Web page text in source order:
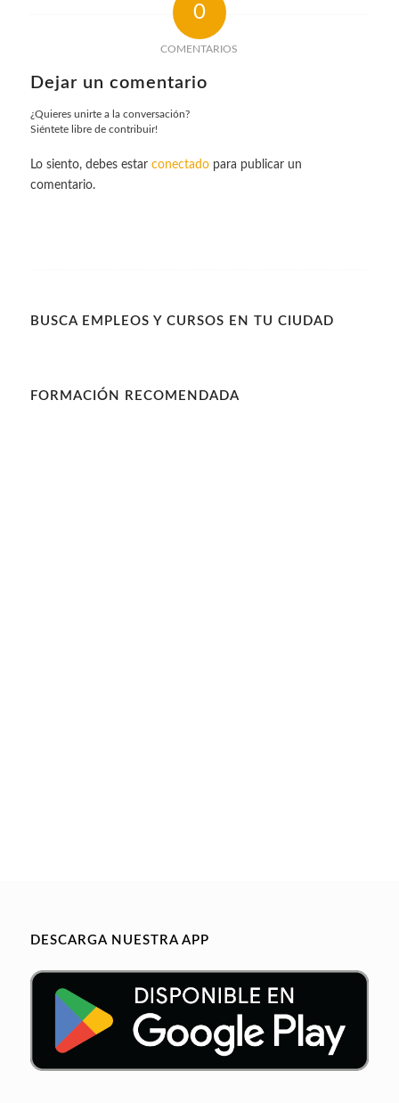
0
COMENTARIOS
Dejar un comentario
¿Quieres unirte a la conversación?
Siéntete libre de contribuir!
Lo siento, debes estar conectadopara publicar un
comentario.
BUSCA EMPLEOS Y CURSOS EN TU CIUDAD
FORMACIÓN RECOMENDADA
DESCARGA NUESTRA APP